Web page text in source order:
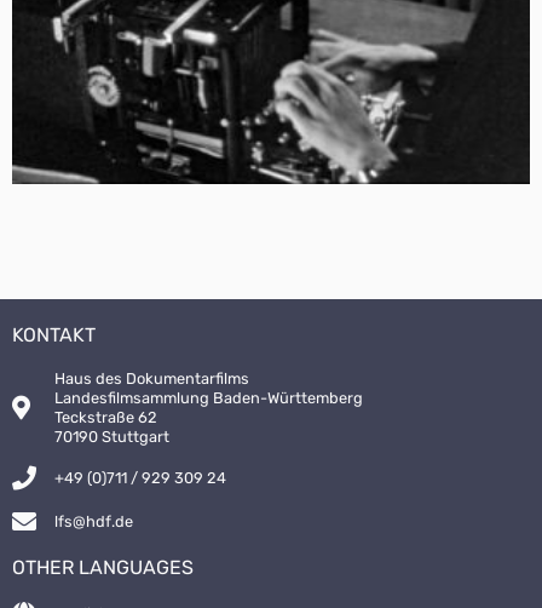
KONTAKT
Haus des Dokumentarfilms
Landesfilmsammlung Baden-Württemberg
Teckstraße 62
70190 Stuttgart
+49 (0)711 / 929 309 24
lfs@hdf.de
OTHER LANGUAGES